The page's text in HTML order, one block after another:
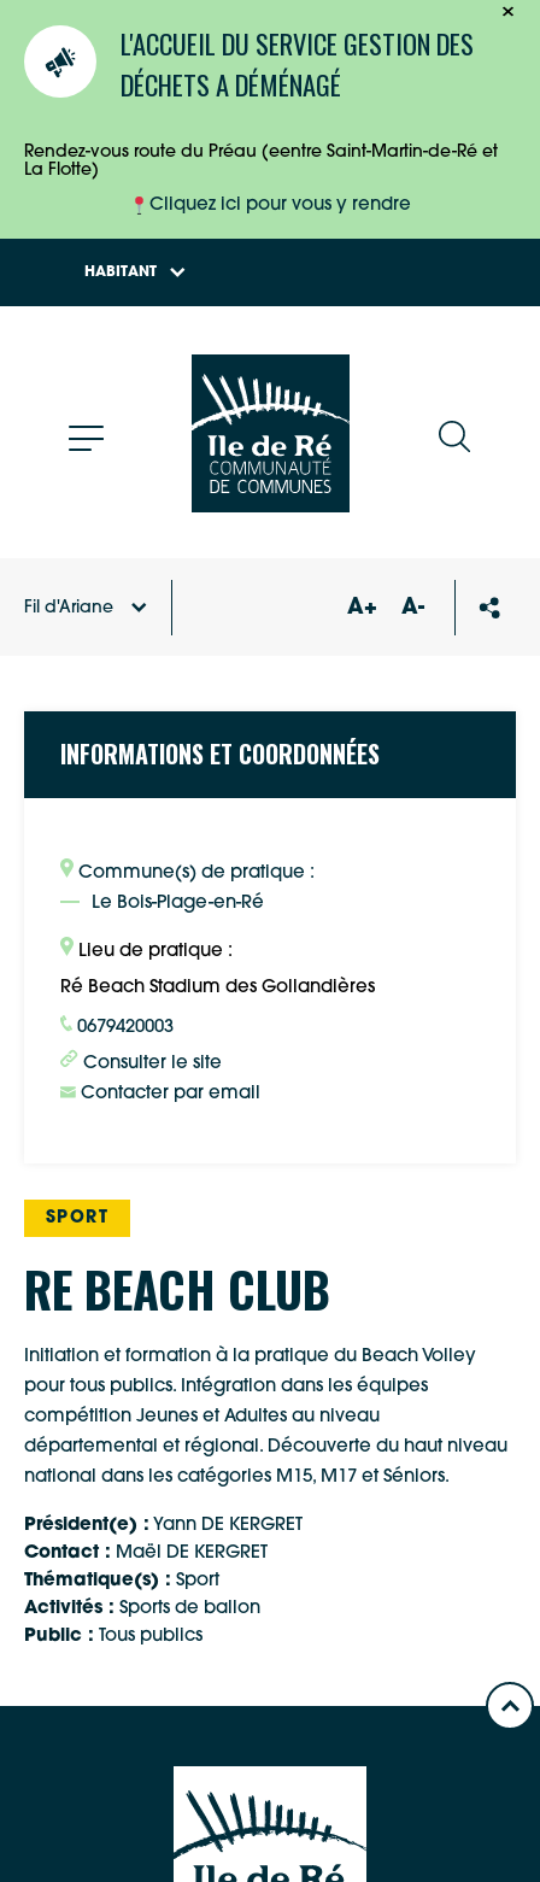
L'ACCUEIL DU SERVICE GESTION DES
DÉCHETS A DÉMÉNAGÉ
Rendez-vous route du Préau (eentre Saint-Martin-de-Ré et
La Flotte)
Cliquez ici pour vous y rendre
HABITANT
ENTREPRISES
Fil d'Ariane A+ A-
INFORMATIONS ET COORDONNÉES
Commune(s) de pratique :
Le Bois-Plage-en-Ré
Lieu de pratique :
Ré Beach Stadium des Gollandières
0679420003
Consulter le site
Contacter par email
SPORT
RE BEACH CLUB
Initiation et formation à la pratique du Beach Volley
pour tous publics. Intégration dans les équipes
compétition Jeunes et Adultes au niveau
départemental et régional. Découverte du haut niveau
national dans les catégories M15, M17 et Séniors.
Président(e) : Yann DE KERGRET
Contact : Maël DE KERGRET
Thématique(s) : Sport
Activités : Sports de ballon
Public : Tous publics
ShareThis is disabled.